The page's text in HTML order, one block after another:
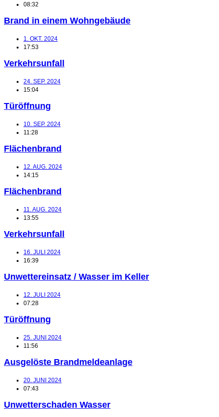
08:32
Brand in einem Wohngebäude
1. OKT. 2024
17:53
Verkehrsunfall
24. SEP. 2024
15:04
Türöffnung
10. SEP. 2024
11:28
Flächenbrand
12. AUG. 2024
14:15
Flächenbrand
11. AUG. 2024
13:55
Verkehrsunfall
16. JULI 2024
16:39
Unwettereinsatz / Wasser im Keller
12. JULI 2024
07:28
Türöffnung
25. JUNI 2024
11:56
Ausgelöste Brandmeldeanlage
20. JUNI 2024
07:43
Unwetterschaden Wasser